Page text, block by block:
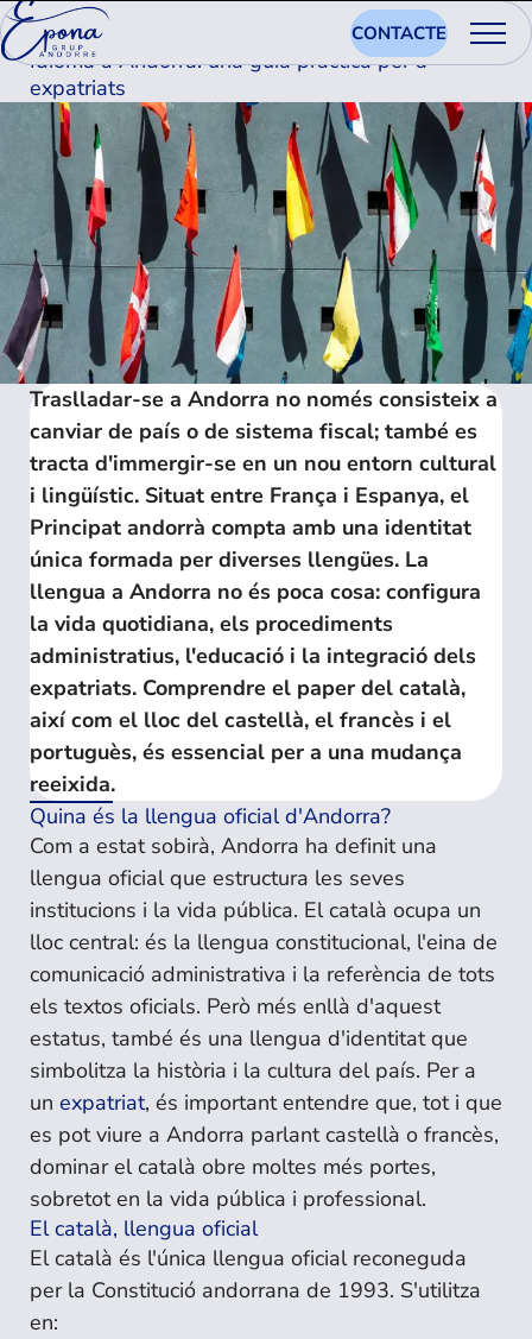
CONTACTE
Idioma a Andorra: una guia pràctica per a
expatriats
Traslladar-se a Andorra no només consisteix a
canviar de país o de sistema fiscal; també es
tracta d'immergir-se en un nou entorn cultural
i lingüístic. Situat entre França i Espanya, el
Principat andorrà compta amb una identitat
única formada per diverses llengües. La
llengua a Andorra no és poca cosa: configura
la vida quotidiana, els procediments
administratius, l'educació i la integració dels
expatriats. Comprendre el paper del català,
així com el lloc del castellà, el francès i el
portuguès, és essencial per a una mudança
reeixida.
Quina és la llengua oficial d'Andorra?
Com a estat sobirà, Andorra ha definit una
llengua oficial que estructura les seves
institucions i la vida pública. El català ocupa un
lloc central: és la llengua constitucional, l'eina de
comunicació administrativa i la referència de tots
els textos oficials. Però més enllà d'aquest
estatus, també és una llengua d'identitat que
simbolitza la història i la cultura del país. Per a
un expatriat, és important entendre que, tot i que
es pot viure a Andorra parlant castellà o francès,
dominar el català obre moltes més portes,
sobretot en la vida pública i professional.
El català, llengua oficial
El català és l'única llengua oficial reconeguda
per la Constitució andorrana de 1993. S'utilitza
en: